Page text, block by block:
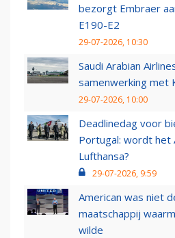
bezorgt Embraer
E190-E2
29-07-2026, 10:30
Saudi Arabian
samenwerking met
29-07-2026, 10:00
Deadlinedag voor
Portugal: wordt het
Lufthansa?
29-07-2026, 9:59
American was niet
maatschappij
wilde